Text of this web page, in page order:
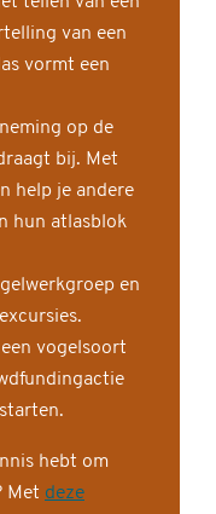
van een
vormt een
op de
bij. Met
help je andere
hun atlasblok
en
vogelsoort
hebt om
Met deze